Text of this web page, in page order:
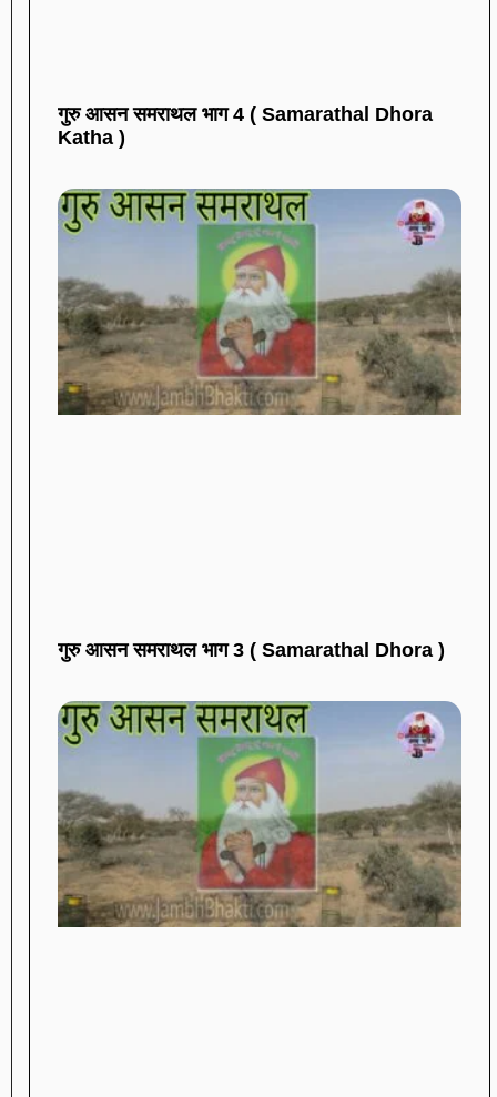
गुरु आसन समराथल भाग 4 ( Samarathal Dhora
Katha )
गुरु आसन समराथल भाग 3 ( Samarathal Dhora )